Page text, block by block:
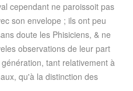
cependant ne paroissoit pas
son envelope ; ils ont peu
doute les Phisiciens, & ne
observations de leur part
tant relativement à
qu'à la distinction des